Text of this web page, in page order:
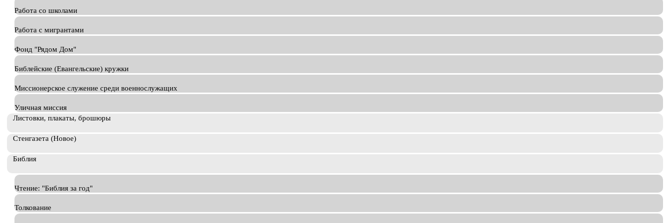
Работа со школами
Работа с мигрантами
Фонд "Рядом Дом"
Библейские (Евангельские) кружки
Миссионерское служение среди военнослужащих
Уличная миссия
Листовки, плакаты, брошюры
Стенгазета (Новое)
Библия
Чтение: "Библия за год"
Толкование